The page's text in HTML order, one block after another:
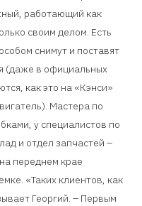
работающий как
своим делом. Есть
снимут и поставят
(даже в официальных
как это на «Кэнси»
Мастера по
у специалистов по
и отдел запчастей –
переднем крае
«Таких клиентов, как
Георгий. – Первым